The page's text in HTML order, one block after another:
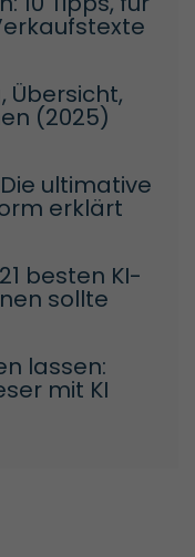
Übersicht,
(2025)
ultimative
erklärt
besten KI-
sollte
lassen:
mit KI